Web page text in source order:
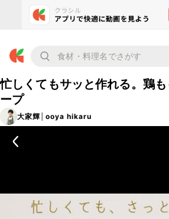
忙しくてもサッと作れる。鶏
ープ
大家輝│ooya hikaru